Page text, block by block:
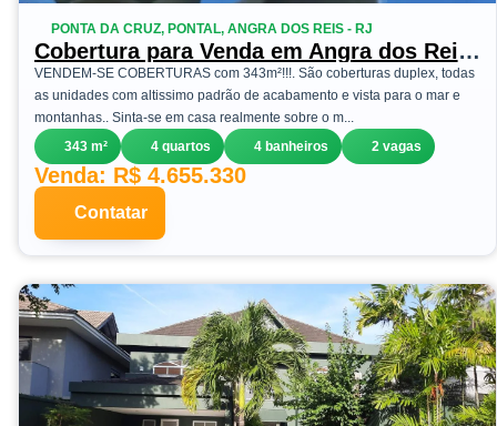
PONTA DA CRUZ, PONTAL, ANGRA DOS REIS - RJ
Cobertura para Venda em Angra dos Reis,
Pontal, 4 dormitórios, 4 suítes, 4
banheiros, 2 vagas
VENDEM-SE COBERTURAS com 343m²!!!. São coberturas duplex, todas
as unidades com altissimo padrão de acabamento e vista para o mar e
montanhas.. Sinta-se em casa realmente sobre o m...
343 m²
4 quartos 4 banheiros 2 vagas
Venda: R$ 4.655.330
Contatar